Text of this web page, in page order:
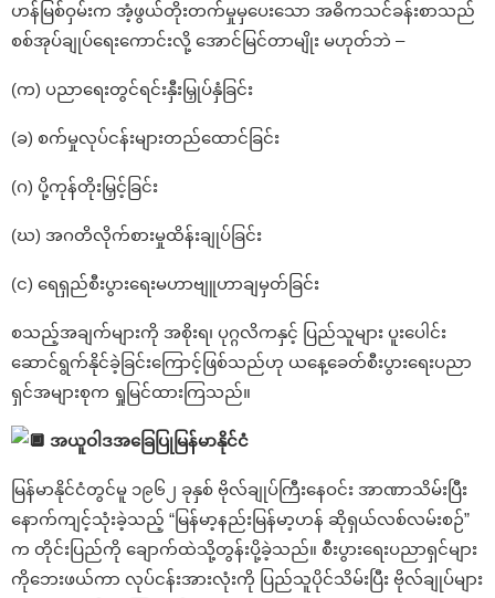
ဟန်မြစ်ဝှမ်းက အံ့ဖွယ်တိုးတက်မှုမှပေးသော အဓိကသင်ခန်းစာသည်
စစ်အုပ်ချုပ်ရေးကောင်းလို့ အောင်မြင်တာမျိုး မဟုတ်ဘဲ –
(က) ပညာရေးတွင်ရင်းနှီးမြှုပ်နှံခြင်း
(ခ) စက်မှုလုပ်ငန်းများတည်ထောင်ခြင်း
(ဂ) ပို့ကုန်တိုးမြှင့်ခြင်း
(ဃ) အဂတိလိုက်စားမှုထိန်းချုပ်ခြင်း
(င) ရေရှည်စီးပွားရေးမဟာဗျူဟာချမှတ်ခြင်း
စသည့်အချက်များကို အစိုးရ၊ ပုဂ္ဂလိကနှင့် ပြည်သူများ ပူးပေါင်း
ဆောင်ရွက်နိုင်ခဲ့ခြင်းကြောင့်ဖြစ်သည်ဟု ယနေ့ခေတ်စီးပွားရေးပညာ
ရှင်အများစုက ရှုမြင်ထားကြသည်။
အယူဝါဒအခြေပြုမြန်မာနိုင်ငံ
မြန်မာနိုင်ငံတွင်မူ ၁၉၆၂ ခုနှစ် ဗိုလ်ချုပ်ကြီးနေဝင်း အာဏာသိမ်းပြီး
နောက်ကျင့်သုံးခဲ့သည့် “မြန်မာ့နည်းမြန်မာ့ဟန် ဆိုရှယ်လစ်လမ်းစဉ်”
က တိုင်းပြည်ကို ချောက်ထဲသို့တွန်းပို့ခဲ့သည်။ စီးပွားရေးပညာရှင်များ
ကိုဘေးဖယ်ကာ လုပ်ငန်းအားလုံးကို ပြည်သူပိုင်သိမ်းပြီး ဗိုလ်ချုပ်များ